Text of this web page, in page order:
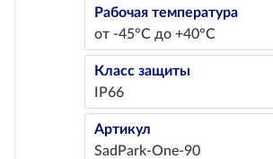
Рабочая температура
от -45°С до +40°С
Класс защиты
IP66
Артикул
SadPark-One-90